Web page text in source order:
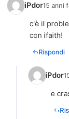
iPdor15 anni
c'è il
con ifaith!
Rispondi
iPdor
e